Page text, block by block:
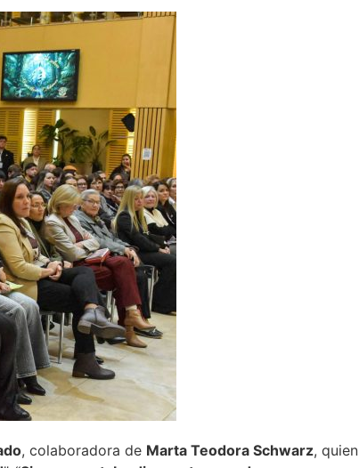
, colaboradora de Marta Teodora Schwarz, quien